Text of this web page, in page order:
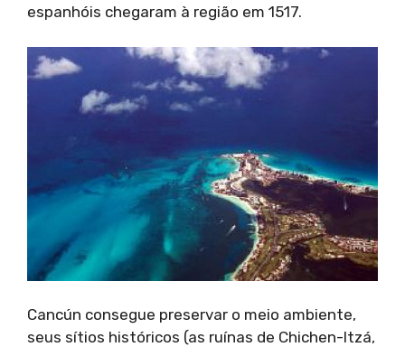
espanhóis chegaram à região em 1517.
Cancún consegue preservar o meio ambiente,
seus sítios históricos (as ruínas de Chichen-Itzá,